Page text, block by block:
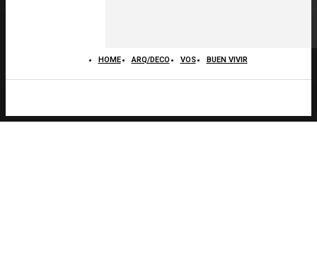
HOME ARQ/DECO VOS BUEN VIVIR